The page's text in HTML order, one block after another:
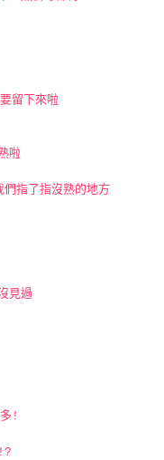
留下來啦
啦
指了指沒熟的地方
見過
!